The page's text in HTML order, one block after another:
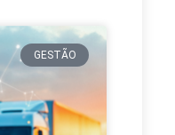
GESTÃO